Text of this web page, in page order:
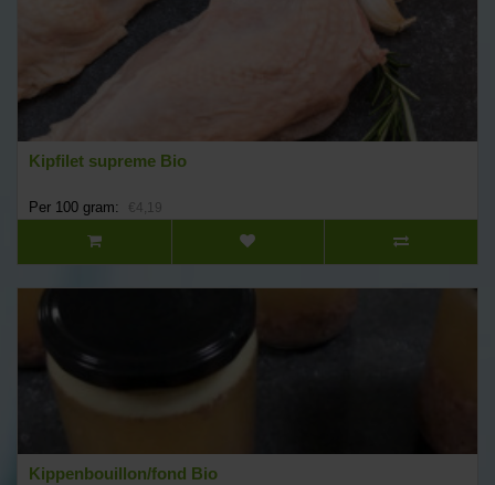
Kipfilet supreme Bio
Per 100 gram: €4,19
Kippenbouillon/fond Bio